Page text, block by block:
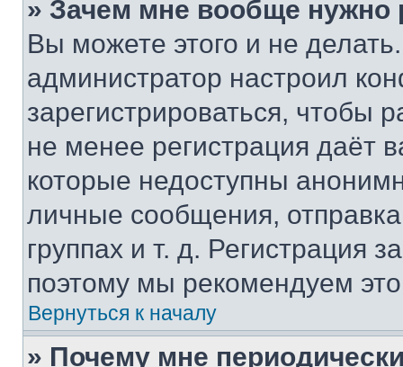
» Зачем мне вообще нужно
Вы можете этого и не
администратор настроил
зарегистрироваться, чтобы
не менее регистрация даёт
которые недоступны
личные сообщения,
группах и т. д. Регистрация
поэтому мы рекомендуем
Вернуться к началу
» Почему мне